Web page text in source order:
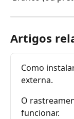
Artigos
Como
externa.
O
funcionar.